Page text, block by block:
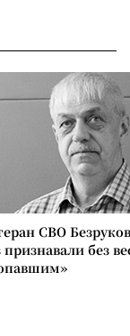
СВО
признавали без